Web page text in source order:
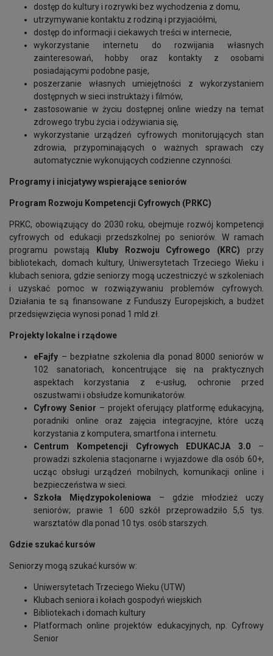
dostęp do kultury i rozrywki bez wychodzenia z domu,
utrzymywanie kontaktu z rodziną i przyjaciółmi,
dostęp do informacji i ciekawych treści w internecie,
wykorzystanie internetu do rozwijania własnych
zainteresowań, hobby oraz kontakty z osobami
posiadającymi podobne pasje,
poszerzanie własnych umiejętności z wykorzystaniem
dostępnych w sieci instruktaży i filmów,
zastosowanie w życiu dostępnej online wiedzy na temat
zdrowego trybu życia i odżywiania się,
wykorzystanie urządzeń cyfrowych monitorujących stan
zdrowia, przypominających o ważnych sprawach czy
automatycznie wykonujących codzienne czynności.
Programy i inicjatywy wspierające seniorów
Program Rozwoju Kompetencji Cyfrowych (PRKC)
PRKC, obowiązujący do 2030 roku, obejmuje rozwój kompetencji
cyfrowych od edukacji przedszkolnej po seniorów. W ramach
programu powstają
Kluby Rozwoju Cyfrowego (KRC) przy
bibliotekach, domach kultury, Uniwersytetach Trzeciego Wieku i
klubach seniora, gdzie seniorzy mogą uczestniczyć w szkoleniach
i uzyskać pomoc w rozwiązywaniu problemów cyfrowych.
Działania te są finansowane z Funduszy Europejskich, a budżet
przedsięwzięcia wynosi ponad 1 mld zł.
Projekty lokalne i rządowe
eFajfy – bezpłatne szkolenia dla ponad 8000 seniorów w
102 sanatoriach, koncentrujące się na praktycznych
aspektach korzystania z e-usług, ochronie przed
oszustwami i obsłudze komunikatorów.
Cyfrowy Senior – projekt oferujący platformę edukacyjną,
poradniki online oraz zajęcia integracyjne, które uczą
korzystania z komputera, smartfona i internetu.
Centrum Kompetencji Cyfrowych EDUKACJA 3.0 –
prowadzi szkolenia stacjonarne i wyjazdowe dla osób 60+,
ucząc obsługi urządzeń mobilnych, komunikacji online i
bezpieczeństwa w sieci.
Szkoła Międzypokoleniowa – gdzie młodzież uczy
seniorów; prawie 1 600 szkół przeprowadziło 5,5 tys.
warsztatów dla ponad 10 tys. osób starszych.
Gdzie szukać kursów
Seniorzy mogą szukać kursów w:
Uniwersytetach Trzeciego Wieku (UTW)
Klubach seniora i kołach gospodyń wiejskich
Bibliotekach i domach kultury
Platformach online projektów edukacyjnych, np. Cyfrowy
Senior